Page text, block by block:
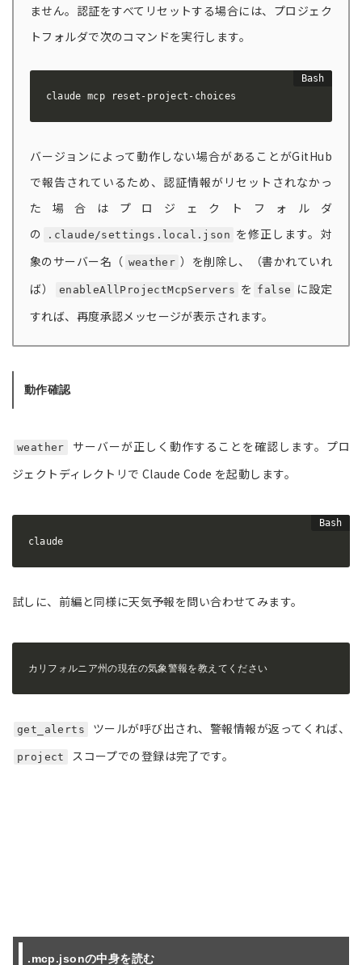
ません。認証をすべてリセットする場合には、プロジェク
トフォルダで次のコマンドを実行します。
claude mcp reset-project-choices
バージョンによって動作しない場合があることがGitHub
で報告されているため、認証情報がリセットされなかっ
た場合はプロジェクトフォルダ
の
.claude/settings.local.json を修正します。対
象のサーバー名（ weather ）を削除し、（書かれていれ
ば）
enableAllProjectMcpServers を false
に設定
すれば、再度承認メッセージが表示されます。
動作確認
weather
サーバーが正しく動作することを確認します。プロ
ジェクトディレクトリで Claude Code を起動します。
claude
試しに、前編と同様に天気予報を問い合わせてみます。
カリフォルニア州の現在の気象警報を教えてください
get_alerts ツールが呼び出され、警報情報が返ってくれば、
project スコープでの登録は完了です。
.mcp.jsonの中身を読む